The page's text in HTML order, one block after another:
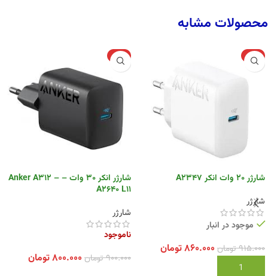
محصولات مشابه
-6%
شارژر 20 وات انکر A2347
شارژر
موجود در انبار
۹۱۵.۰۰۰تومان ۸۶۰.۰۰۰تومان
افزودن به سبد خرید
-11%
شارژر انکر 30 وات – Anker A312 –
A2640 L11
شارژر
ناموجود
۹۰۰.۰۰۰تومان ۸۰۰.۰۰۰تومان